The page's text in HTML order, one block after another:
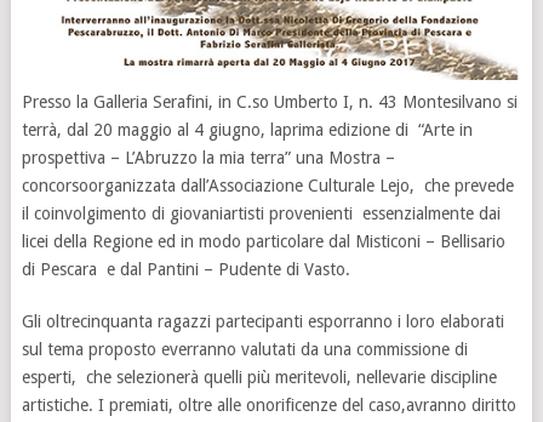
Presso la Galleria Serafini, in C.so Umberto I, n. 43 Montesilvano si
terrà, dal 20 maggio al 4 giugno, laprima edizione di “Arte in
prospettiva – L’Abruzzo la mia terra” una Mostra –
concorsoorganizzata dall’Associazione Culturale Lejo, che prevede
il coinvolgimento di giovaniartisti provenienti essenzialmente dai
licei della Regione ed in modo particolare dal Misticoni – Bellisario
di Pescara e dal Pantini – Pudente di Vasto.
Gli oltrecinquanta ragazzi partecipanti esporranno i loro elaborati
sul tema proposto everranno valutati da una commissione di
esperti, che selezionerà quelli più meritevoli, nellevarie discipline
artistiche. I premiati, oltre alle onorificenze del caso,avranno diritto